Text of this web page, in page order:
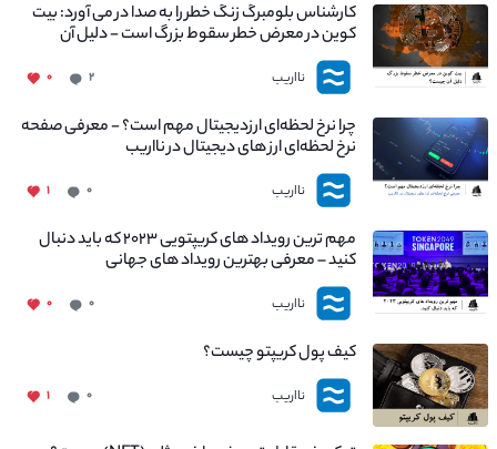
کارشناس بلومبرگ زنگ خطر را به صدا در می آورد: بیت
کوین در معرض خطر سقوط بزرگ است - دلیل آن
چیست؟
نااریب ۲ ۰
چرا نرخ لحظه‌ای ارزدیجیتال مهم است؟ - معرفی صفحه
نرخ لحظه‌ای ارز های دیجیتال در نااریب
نااریب ۰ ۱
مهم ترین رویداد های کریپتویی ۲۰۲۳ که باید دنبال
کنید – معرفی بهترین رویداد های جهانی
نااریب ۰ ۰
کیف پول کریپتو چیست؟
نااریب ۰ ۱